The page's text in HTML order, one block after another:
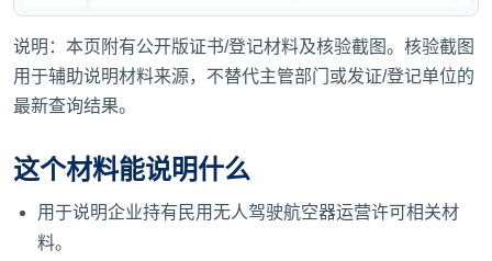
说明：本页附有公开版证书/登记材料及核验截图。核验截图
用于辅助说明材料来源，不替代主管部门或发证/登记单位的
最新查询结果。
这个材料能说明什么
用于说明企业持有民用无人驾驶航空器运营许可相关材
料。